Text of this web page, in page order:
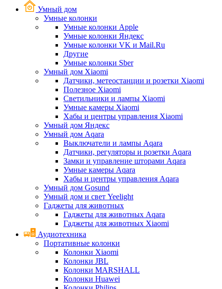
Умный дом
Умные колонки
Умные колонки Apple
Умные колонки Яндекс
Умные колонки VK и Mail.Ru
Другие
Умные колонки Sber
Умный дом Xiaomi
Датчики, метеостанции и розетки Xiaomi
Полезное Xiaomi
Светильники и лампы Xiaomi
Умные камеры Xiaomi
Хабы и центры управления Xiaomi
Умный дом Яндекс
Умный дом Aqara
Выключатели и лампы Aqara
Датчики, регуляторы и розетки Aqara
Замки и управление шторами Aqara
Умные камеры Aqara
Хабы и центры управления Aqara
Умный дом Gosund
Умный дом и свет Yeelight
Гаджеты для животных
Гаджеты для животных Aqara
Гаджеты для животных Xiaomi
Аудиотехника
Портативные колонки
Колонки Xiaomi
Колонки JBL
Колонки MARSHALL
Колонки Huawei